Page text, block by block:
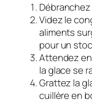
Videz le
aliments
pour un
Attendez
la glace se
Grattez la
cuillère en